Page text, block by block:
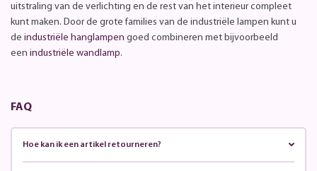
uitstraling van de verlichting en de rest van het interieur compleet
kunt maken. Door de grote families van de industriële lampen kunt u
de industriële hanglampen goed combineren met bijvoorbeeld
een industriële wandlamp.
FAQ
Hoe kan ik een artikel retourneren?